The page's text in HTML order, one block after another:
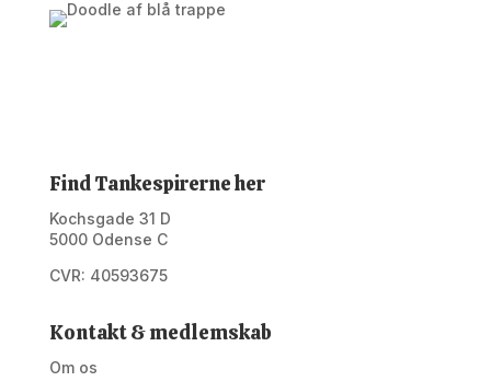
Find Tankespirerne her
Kochsgade 31 D
5000 Odense C
CVR: 40593675
Kontakt & medlemskab
Om os